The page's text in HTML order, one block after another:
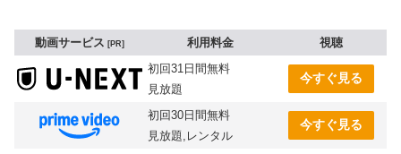
動画サービス PR 利用料金
視聴
初回31日間無料
見放題
今すぐ見る
初回30日間無料
見放題,レンタル
今すぐ見る